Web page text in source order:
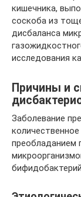
кишечника,
соскоба из
дисбаланса
исследования
Причины и
Заболевание
преобладанием